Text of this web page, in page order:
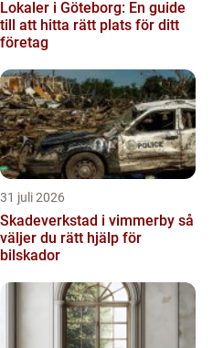
Lokaler i Göteborg: En guide
till att hitta rätt plats för ditt
företag
31 juli 2026
Skadeverkstad i vimmerby så
väljer du rätt hjälp för
bilskador